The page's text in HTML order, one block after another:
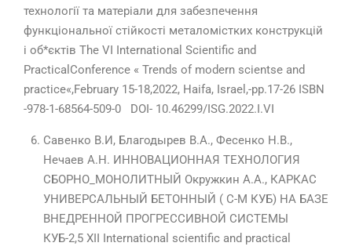
технології та матеріали для забезпечення
функціональної стійкості металомістких конструкцій
і об*єктів The VI International Scientific and
PracticalConference « Trends of modern scientse and
practice«,February 15-18,2022, Haifa, Israel,-pp.17-26 ISBN
-978-1-68564-509-0 DOI- 10.46299/ISG.2022.I.VI
Савенко В.И, Благодырев В.А., Фесенко Н.В.,
Нечаев А.Н. ИННОВАЦИОННАЯ ТЕХНОЛОГИЯ
СБОРНО_МОНОЛИТНЫЙ Окружкин А.А., КАРКАС
УНИВЕРСАЛЬНЫЙ БЕТОННЫЙ ( С-М КУБ) НА БАЗЕ
ВНЕДРЕННОЙ ПРОГРЕССИВНОЙ СИСТЕМЫ
КУБ-2,5 XII International scientific and practical